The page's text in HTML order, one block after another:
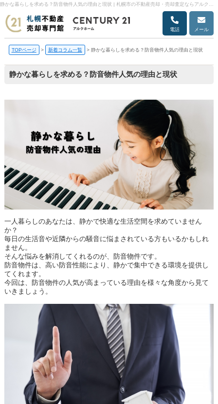
電話 メール
TOPページ > 新着コラム一覧 > 静かな暮らしを求める？防音物件人気の理由と現状
静かな暮らしを求める？防音物件人気の理由と現状
一人暮らしのあなたは、静かで快適な生活空間を求めていません
か？
毎日の生活音や近隣からの騒音に悩まされている方もいるかもしれ
ません。
そんな悩みを解消してくれるのが、防音物件です。
防音物件は、高い防音性能により、静かで集中できる環境を提供し
てくれます。
今回は、防音物件の人気が高まっている理由を様々な角度から見て
いきましょう。